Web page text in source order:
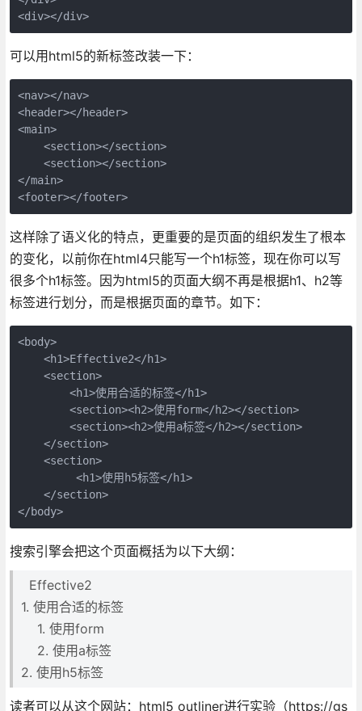
<div></div>
可以用html5的新标签改装一下：
<nav></nav>
<header></header>
<main>
<section></section>
<section></section>
</main>
<footer></footer>
这样除了语义化的特点，更重要的是页面的组织发生了根本
的变化，以前你在html4只能写一个h1标签，现在你可以写
很多个h1标签。因为html5的页面大纲不再是根据h1、h2等
标签进行划分，而是根据页面的章节。如下：
<body>
<h1>Effective2</h1>
<section>
<h1>使用合适的标签</h1>
<section><h2>使用form</h2></section>
<section><h2>使用a标签</h2></section>
</section>
<section>
<h1>使用h5标签</h1>
</section>
</body>
搜索引擎会把这个页面概括为以下大纲：
Effective2
1. 使用合适的标签
1. 使用form
2. 使用a标签
2. 使用h5标签
读者可以从这个网站：html5 outliner进行实验（https://gs